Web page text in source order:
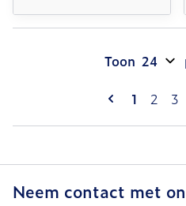
U lees
1 Pagina
2 3
Toon
Neem contact met